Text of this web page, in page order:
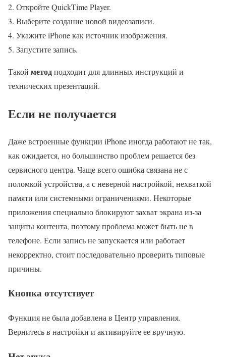
Откройте QuickTime Player.
Выберите создание новой видеозаписи.
Укажите iPhone как источник изображения.
Запустите запись.
Такой методподходит для длинных инструкций и
технических презентаций.
Если не получается
Даже встроенные функции iPhone иногда работают не так,
как ожидается, но большинство проблем решается без
сервисного центра. Чаще всего ошибка связана не с
поломкой устройства, а с неверной настройкой, нехваткой
памяти или системными ограничениями. Некоторые
приложения специально блокируют захват экрана из-за
защиты контента, поэтому проблема может быть не в
телефоне. Если запись не запускается или работает
некорректно, стоит последовательно проверить типовые
причины.
Кнопка отсутствует
Функция не была добавлена в Центр управления.
Вернитесь в настройки и активируйте ее вручную.